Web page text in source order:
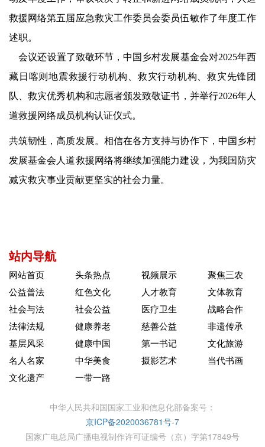
救援网络第五届应急救灾工作委员会委员伍敏作了年度工作
述职。
会议还设置了致敬环节，中国乡村发展基金会对2025年西
藏日喀则地震救援行动机构、救灾行动机构、救灾先锋团
队、救灾优秀机构和志愿者颁发致敬证书，并举行2026年人
道救援网络成员机构认证仪式。
共筑韧性，高质发展。相信在各方支持与协作下，中国乡村
发展基金会人道救援网络将继续加强能力建设，为我国防灾
减灾救灾事业贡献更坚实的社会力量。
站内导航
网站首页 头条热点 视频展示
聚焦三农
公益普法
红色文化 人才教育
文体教育
社会与法
社会公益 医疗卫生
战略合作
法律法规
健康养老 慈善公益
非遗传承
基层风采
健康中国 第一书记
文化旅游
名人名家
中华美食 摄影艺术
当代书画
文化遗产
一带一路
中华人民共和国国家工业和信息化部备案号：
京ICP备2020036781号-7
国家广电总局广播电视制作许可证编号（京）字第17849号